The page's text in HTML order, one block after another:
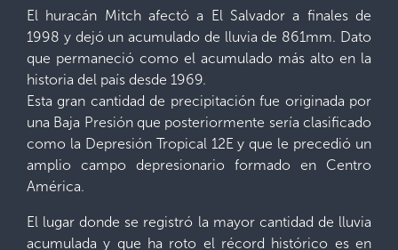
El huracán Mitch afectó a El Salvador a finales de
1998 y dejó un acumulado de lluvia de 861mm. Dato
que permaneció como el acumulado más alto en la
historia del país desde 1969.
Esta gran cantidad de precipitación fue originada por
una Baja Presión que posteriormente sería clasificado
como la Depresión Tropical 12E y que le precedió un
amplio campo depresionario formado en Centro
América.
El lugar donde se registró la mayor cantidad de lluvia
acumulada y que ha roto el récord histórico es en